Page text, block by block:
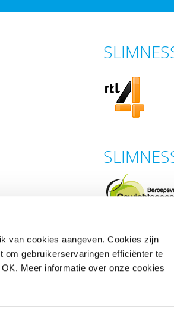
van cookies aangeven. Cookies zijn
om gebruikerservaringen efficiënter te
Meer informatie over onze cookies